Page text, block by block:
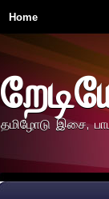
Home
தமிழோடு இசை,